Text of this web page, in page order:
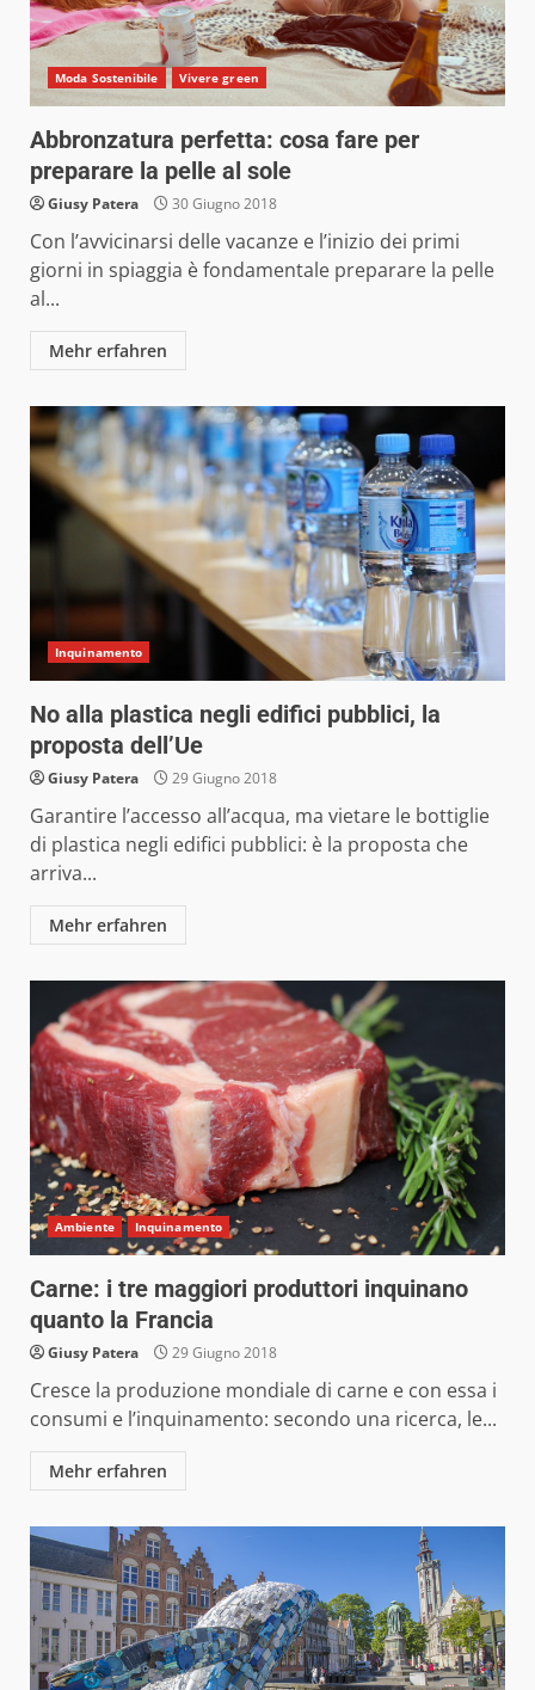
Moda Sostenibile Vivere green
Abbronzatura perfetta: cosa fare per
preparare la pelle al sole
Giusy Patera 30 Giugno 2018
Con l’avvicinarsi delle vacanze e l’inizio dei primi
giorni in spiaggia è fondamentale preparare la pelle
al...
Mehr erfahren
Inquinamento
No alla plastica negli edifici pubblici, la
proposta dell’Ue
Giusy Patera 29 Giugno 2018
Garantire l’accesso all’acqua, ma vietare le bottiglie
di plastica negli edifici pubblici: è la proposta che
arriva...
Mehr erfahren
Ambiente Inquinamento
Carne: i tre maggiori produttori inquinano
quanto la Francia
Giusy Patera 29 Giugno 2018
Cresce la produzione mondiale di carne e con essa i
consumi e l’inquinamento: secondo una ricerca, le...
Mehr erfahren